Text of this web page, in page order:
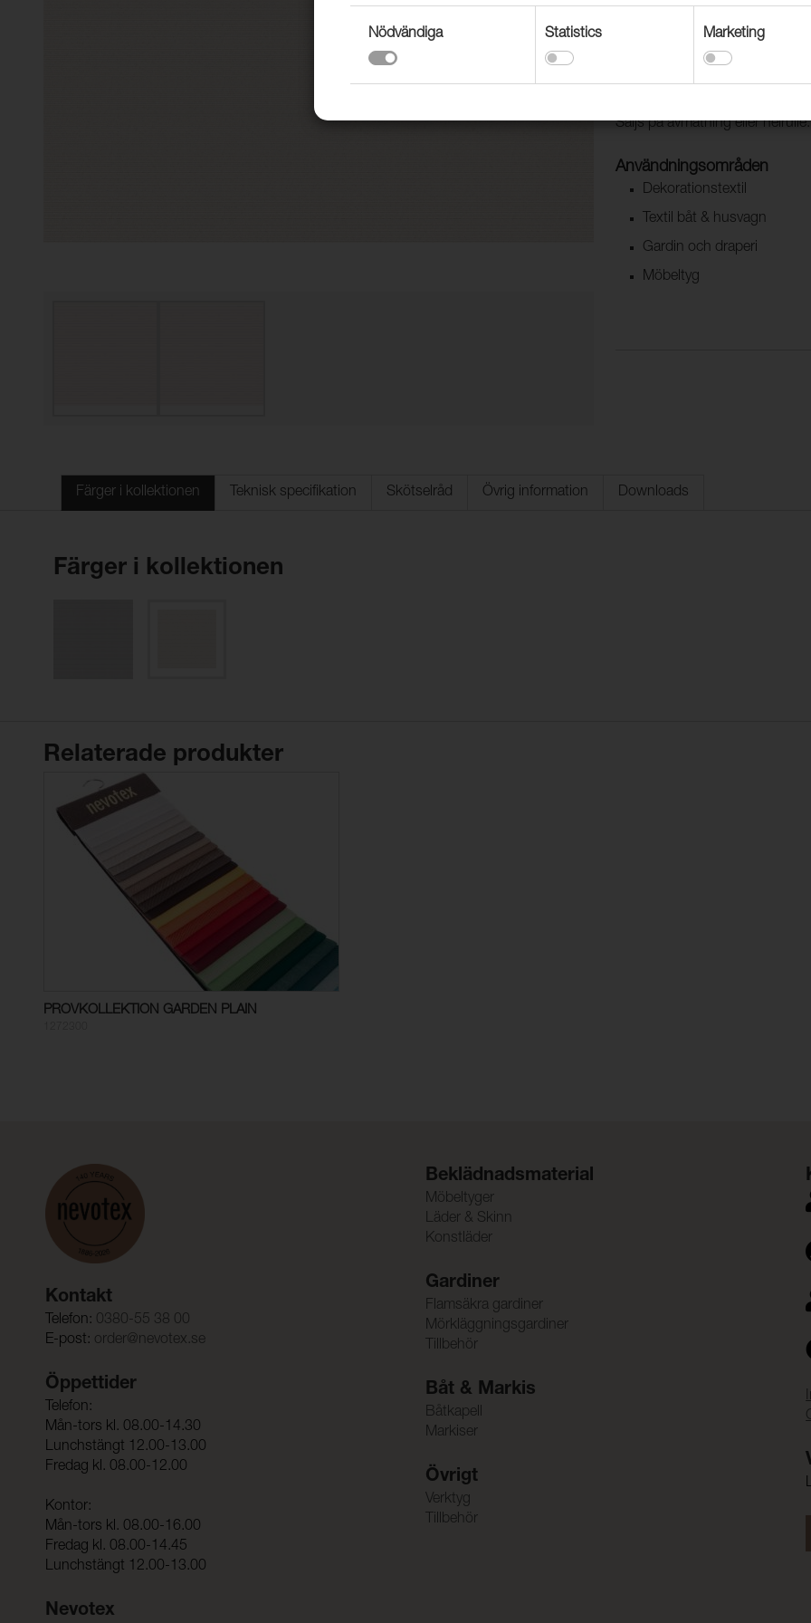
andra användningsområden.
tillverkad av 100% spinnfärgad
OEKO-TEX® certifierat
Säljs på avmätning eller helrulle.
Användningsområden
Dekorationstextil
Textil båt & husvagn
Gardin och draperi
Möbeltyg
Färger i kollektionen Teknisk specifikation Skötselråd Övrig information Downloads
Färger i kollektionen
Relaterade produkter
PROVKOLLEKTION GARDEN PLAIN
Kontakt
Telefon: 0380-55 38 00
E-post: order@nevotex.se
Öppettider
Telefon:
Mån-tors kl. 08.00-14.30
Lunchstängt 12.00-13.00
Fredag kl. 08.00-12.00
Kontor:
Mån-tors kl. 08.00-16.00
Fredag kl. 08.00-14.45
Lunchstängt 12.00-13.00
Nevotex
Beklädnadsmaterial
Möbeltyger
Läder & Skinn
Konstläder
Gardiner
Flamsäkra gardiner
Mörkläggningsgardiner
Tillbehör
Båt & Markis
Båtkapell
Markiser
Övrigt
Verktyg
Tillbehör
Nödvändiga Statistics Marketing